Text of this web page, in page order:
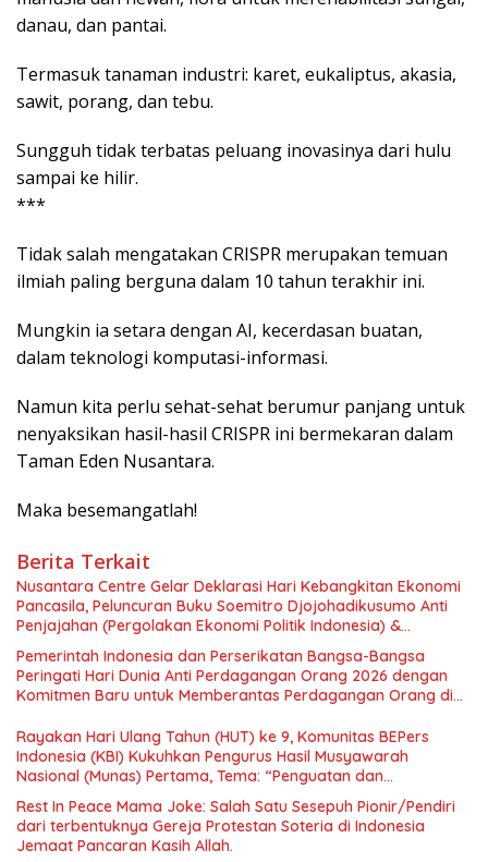
danau, dan pantai.
Termasuk tanaman industri: karet, eukaliptus, akasia,
sawit, porang, dan tebu.
Sungguh tidak terbatas peluang inovasinya dari hulu
sampai ke hilir.
***
Tidak salah mengatakan CRISPR merupakan temuan
ilmiah paling berguna dalam 10 tahun terakhir ini.
Mungkin ia setara dengan AI, kecerdasan buatan,
dalam teknologi komputasi-informasi.
Namun kita perlu sehat-sehat berumur panjang untuk
nenyaksikan hasil-hasil CRISPR ini bermekaran dalam
Taman Eden Nusantara.
Maka besemangatlah!
Berita Terkait
Nusantara Centre Gelar Deklarasi Hari Kebangkitan Ekonomi
Pancasila, Peluncuran Buku Soemitro Djojohadikusumo Anti
Penjajahan (Pergolakan Ekonomi Politik Indonesia) &
Nasional dan Kesejahteraan Sosial dalam Menata Bangsa
Menuju Indonesia Emas 2045”,
Pemerintah Indonesia dan Perserikatan Bangsa-Bangsa
Peringati Hari Dunia Anti Perdagangan Orang 2026 dengan
Komitmen Baru untuk Memberantas Perdagangan Orang di
Rayakan Hari Ulang Tahun (HUT) ke 9, Komunitas BEPers
Indonesia (KBI) Kukuhkan Pengurus Hasil Musyawarah
Nasional (Munas) Pertama, Tema: “Penguatan dan
Pengembangan Organisasi KBI yang Berbasis Riset di seluruh
Indonesia dan Mancanegara”.
Rest In Peace Mama Joke: Salah Satu Sesepuh Pionir/Pendiri
dari terbentuknya Gereja Protestan Soteria di Indonesia
Jemaat Pancaran Kasih Allah.